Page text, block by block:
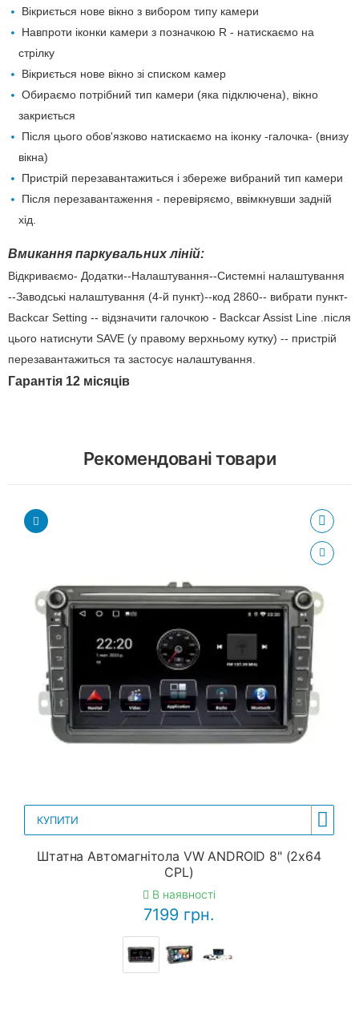
Вікриється нове вікно з вибором типу камери
Навпроти іконки камери з позначкою R - натискаємо на
стрілку
Вікриється нове вікно зі списком камер
Обираємо потрібний тип камери (яка підключена), вікно
закриється
Після цього обов'язково натискаємо на іконку -галочка- (внизу
вікна)
Пристрій перезавантажиться і збереже вибраний тип камери
Після перезавантаження - перевіряємо, ввімкнувши задній
хід.
Вмикання паркувальних ліній:
Відкриваємо- Додатки--Налаштування--Системні налаштування
--Заводські налаштування (4-й пункт)--код 2860-- вибрати пункт-
Backcar Setting -- відзначити галочкою - Backcar Assist Line .після
цього натиснути SAVE (у правому верхньому кутку) -- пристрій
перезавантажиться та застосує налаштування.
Гарантія 12 місяців
Рекомендовані товари
КУПИТИ
Штатна Автомагнітола VW ANDROID 8" (2x64
CPL)
В наявності
7199 грн.